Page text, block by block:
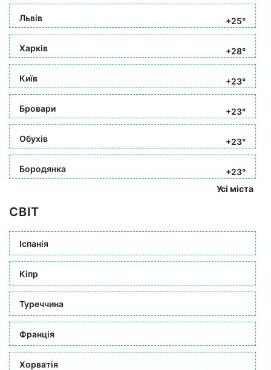
Львів +25°
Харків +28°
Київ +23°
Бровари +23°
Обухів +23°
Бородянка
+23°
Усі міста
СВІТ
Іспанія
Кіпр
Туреччина
Франція
Хорватія